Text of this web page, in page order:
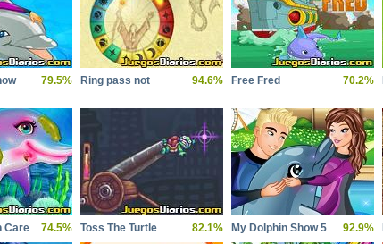
79.5% Ring pass not 94.6% Free Fred 70.2%
Care 74.5% Toss The Turtle 82.1% My Dolphin Show 5 92.9%